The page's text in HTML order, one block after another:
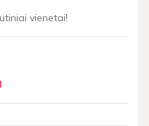
vienetai!